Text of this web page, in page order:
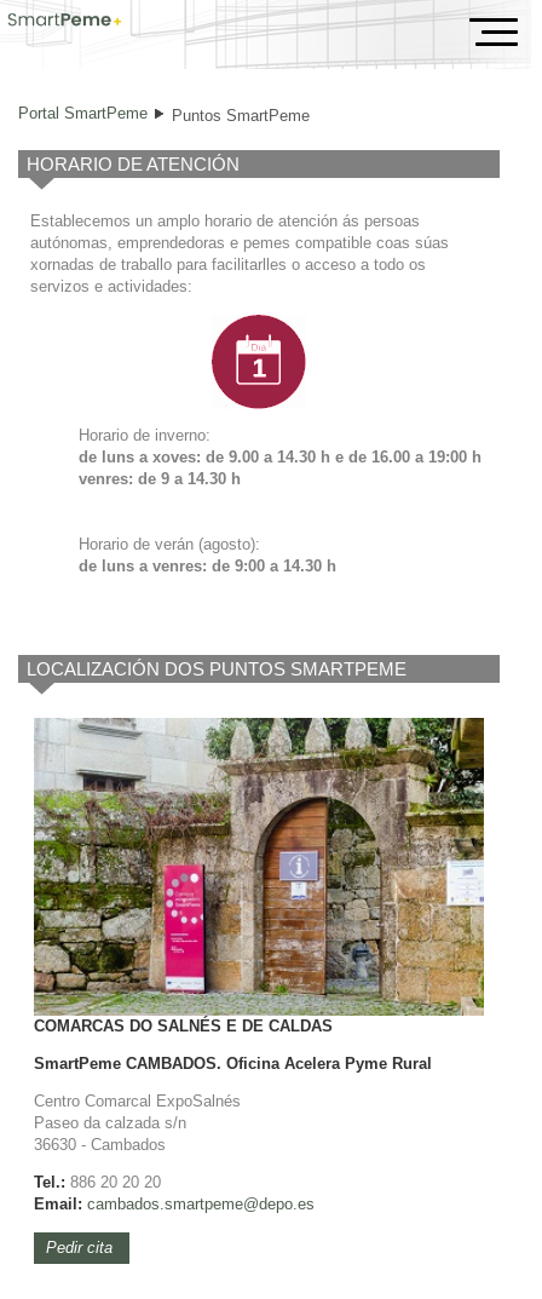
Puntos SmartPeme
Portal SmartPeme Puntos SmartPeme
HORARIO DE ATENCIÓN
Establecemos un amplo horario de atención ás persoas
autónomas, emprendedoras e pemes compatible coas súas
xornadas de traballo para facilitarlles o acceso a todo os
servizos e actividades:
Horario de inverno:
de luns a xoves: de 9.00 a 14.30 h e de 16.00 a 19:00 h
venres: de 9 a 14.30 h
Horario de verán (agosto):
de luns a venres: de 9:00 a 14.30 h
LOCALIZACIÓN DOS PUNTOS SMARTPEME
COMARCAS DO SALNÉS E DE CALDAS
SmartPeme CAMBADOS. Oficina Acelera Pyme Rural
Centro Comarcal ExpoSalnés
Paseo da calzada s/n
36630 - Cambados
Tel.: 886 20 20 20
Email: cambados.smartpeme@depo.es
Pedir cita